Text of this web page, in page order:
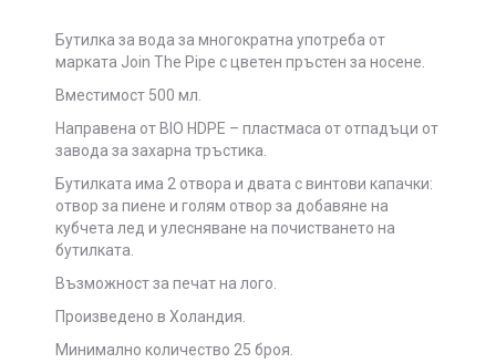
Бутилка за вода за многократна употреба от
марката Join The Pipe с цветен пръстен за носене.
Вместимост 500 мл.
Направена от BIO HDPE – пластмаса от отпадъци от
завода за захарна тръстика.
Бутилката има 2 отвора и двата с винтови капачки:
отвор за пиене и голям отвор за добавяне на
кубчета лед и улесняване на почистването на
бутилката.
Възможност за печат на лого.
Произведено в Холандия.
Минимално количество 25 броя.